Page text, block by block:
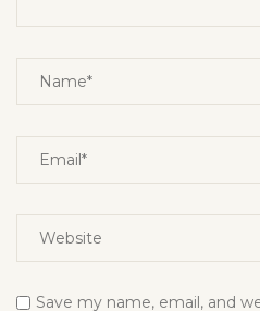
Save my name, email, and